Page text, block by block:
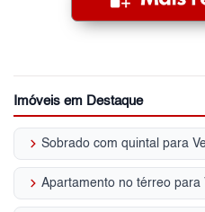
Imóveis em Destaque
keyboard_arrow_right
keyboard_arrow_right